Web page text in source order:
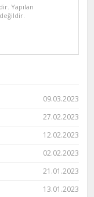
Yapılan
09.03.2023
27.02.2023
12.02.2023
02.02.2023
21.01.2023
13.01.2023